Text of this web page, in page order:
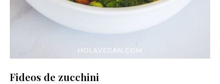
Fideos de zucchini